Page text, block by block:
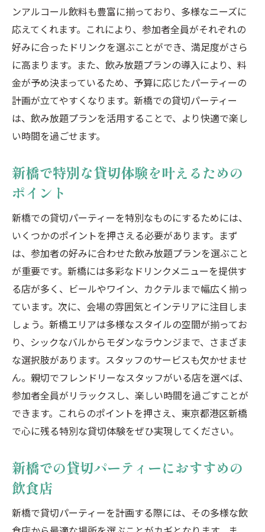
ス
新橋での貸切パーティーで感じる癒しのひ
ととき
新橋の隠れ家で特別な貸切体験を楽しむ
新橋での貸切空間の魅力を最大限に引き出
す方法
都会のオアシス新橋での貸切パーティーの
魅力
虎ノ門でアットホームな貸切パーティーを実現
する方法
虎ノ門の温かみある空間でアットホームな
パーティーを
アットホームな雰囲気が漂う虎ノ門の貸切
空間
虎ノ門で特別なゲストを迎えるアットホー
ムなイベント
アットホームな貸切パーティーを虎ノ門で
楽しむ
虎ノ門の居心地の良さを活かした貸切パー
ティー
虎ノ門での貸切イベントをアットホームに
する秘訣
汐留の高層ビルと自然が織り成す貸切イベント
汐留の高層ビルで体験する特別な貸切イベ
自然に囲まれた汐留の貸切イベント会場の
選び方
ンアルコール飲料も豊富に揃っており、多様なニーズに
応えてくれます。これにより、参加者全員がそれぞれの
好みに合ったドリンクを選ぶことができ、満足度がさら
に高まります。また、飲み放題プランの導入により、料
金が予め決まっているため、予算に応じたパーティーの
計画が立てやすくなります。新橋での貸切パーティー
は、飲み放題プランを活用することで、より快適で楽し
い時間を過ごせます。
新橋で特別な貸切体験を叶えるための
ポイント
新橋での貸切パーティーを特別なものにするためには、
いくつかのポイントを押さえる必要があります。まず
は、参加者の好みに合わせた飲み放題プランを選ぶこと
が重要です。新橋には多彩なドリンクメニューを提供す
る店が多く、ビールやワイン、カクテルまで幅広く揃っ
ています。次に、会場の雰囲気とインテリアに注目しま
しょう。新橋エリアは多様なスタイルの空間が揃ってお
り、シックなバルからモダンなラウンジまで、さまざま
な選択肢があります。スタッフのサービスも欠かせませ
ん。親切でフレンドリーなスタッフがいる店を選べば、
参加者全員がリラックスし、楽しい時間を過ごすことが
できます。これらのポイントを押さえ、東京都港区新橋
で心に残る特別な貸切体験をぜひ実現してください。
新橋での貸切パーティーにおすすめの
飲食店
新橋で貸切パーティーを計画する際には、その多様な飲